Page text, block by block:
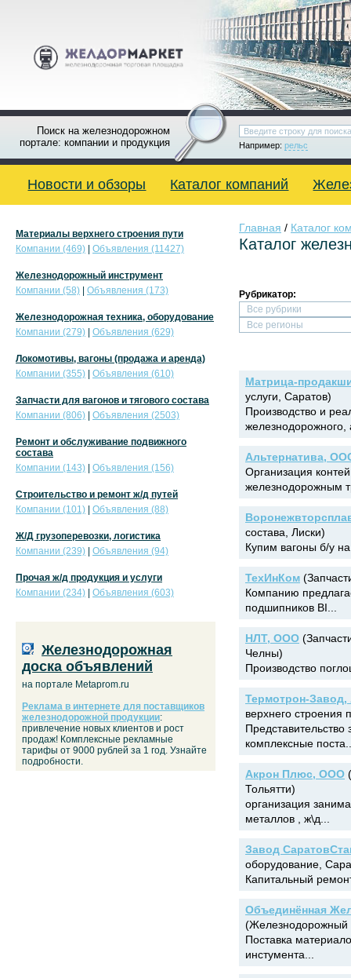
Поиск на железнодорожном
портале: компании и продукция
Например: рельс
Новости и обзоры Каталог компаний
Главная / Каталог
Каталог
Рубрикатор:
Матрица-
услуги, Саратов)
Производство и
железнодорожного,
Альтернатива,
Организация
железнодорожным
состава, Лиски)
Купим вагоны б/у
ТехИнКом
Компанию
подшипников BI...
НЛТ, ООО
Челны)
Производство
Термотрон-Завод,
верхнего строения
Представительство
комплексные
Акрон Плюс, ООО
Тольятти)
организация
металлов , ж\д...
Завод
оборудование,
Капитальный
Объединённая
(Железнодорожный
Поставка
инстумента...
Материалы верхнего строения пути
Компании (469)
Объявления (11427)
Железнодорожный инструмент
Компании (58)
Объявления (173)
Железнодорожная техника, оборудование
Компании (279)
Объявления (629)
Локомотивы, вагоны (продажа и аренда)
Компании (355)
Объявления (610)
Запчасти для вагонов и тягового состава
Компании (806)
Объявления (2503)
Ремонт и обслуживание подвижного
состава
Компании (143)
Объявления (156)
Строительство и ремонт ж/д путей
Компании (101)
Объявления (88)
Ж/Д грузоперевозки, логистика
Компании (239)
Объявления (94)
Прочая ж/д продукция и услуги
Компании (234)
Объявления (603)
Железнодорожная
доска объявлений
на портале Metaprom.ru
Реклама в интернете для поставщиков
железнодорожной продукции:
привлечение новых клиентов и рост
продаж! Комплексные рекламные
тарифы от 9000 рублей за 1 год. Узнайте
подробности.